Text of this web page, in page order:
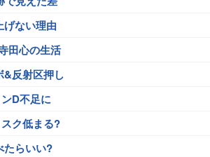
げない理由
田心の生活
&反射区押し
D不足に
ク低まる?
たらいい?